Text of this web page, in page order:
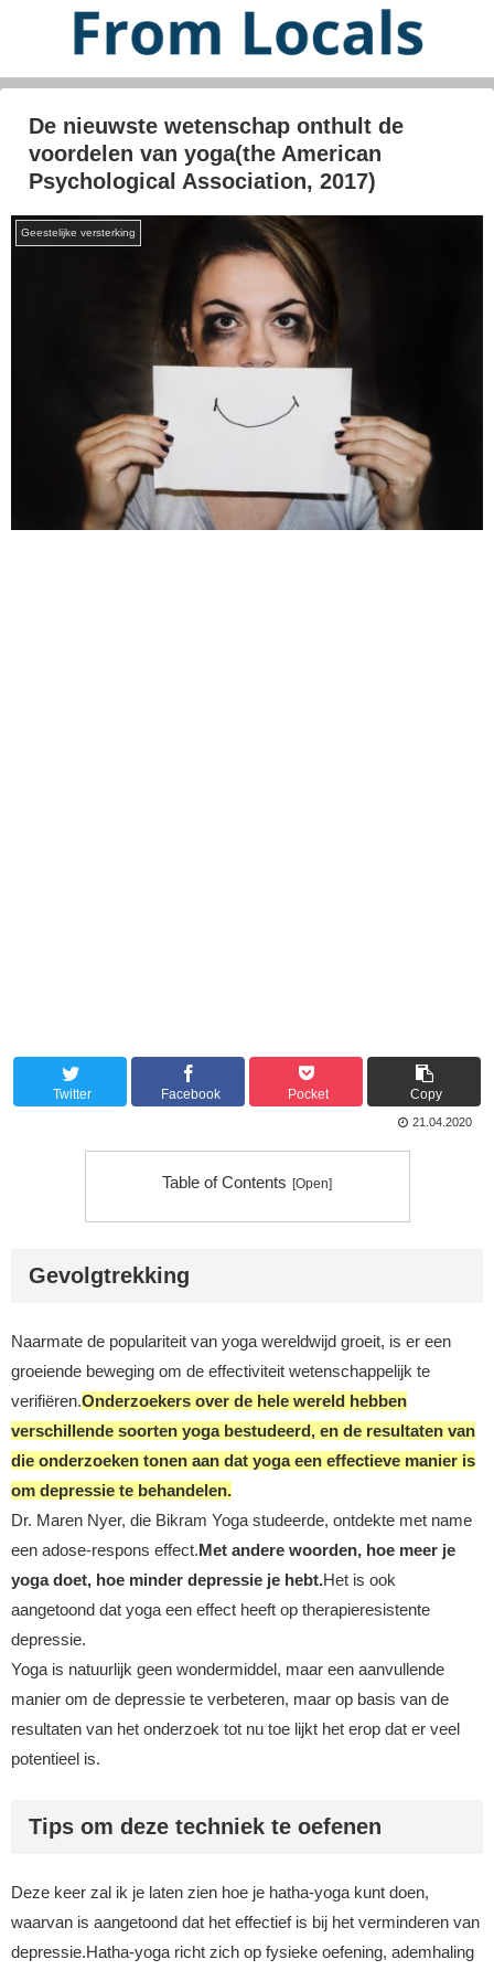
De nieuwste wetenschap onthult de
voordelen van yoga(the American
Psychological Association, 2017)
Geestelijke versterking
Twitter Facebook Pocket Copy
21.04.2020
Table of Contents
Gevolgtrekking
Naarmate de populariteit van yoga wereldwijd groeit, is er een
groeiende beweging om de effectiviteit wetenschappelijk te
verifiëren.Onderzoekers over de hele wereld hebben
verschillende soorten yoga bestudeerd, en de resultaten van
die onderzoeken tonen aan dat yoga een effectieve manier is
om depressie te behandelen.
Dr. Maren Nyer, die Bikram Yoga studeerde, ontdekte met name
een adose-respons effect.Met andere woorden, hoe meer je
yoga doet, hoe minder depressie je hebt.Het is ook
aangetoond dat yoga een effect heeft op therapieresistente
depressie.
Yoga is natuurlijk geen wondermiddel, maar een aanvullende
manier om de depressie te verbeteren, maar op basis van de
resultaten van het onderzoek tot nu toe lijkt het erop dat er veel
potentieel is.
Tips om deze techniek te oefenen
Deze keer zal ik je laten zien hoe je hatha-yoga kunt doen,
waarvan is aangetoond dat het effectief is bij het verminderen van
depressie.Hatha-yoga richt zich op fysieke oefening, ademhaling